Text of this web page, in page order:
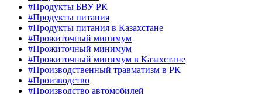
#Продукты БВУ РК
#Продукты питания
#Продукты питания в Казахстане
#Прожиточный минимум
#Прожиточный минимум
#Прожиточный минимум в Казахстане
#Производственный травматизм в РК
#Производство
#Производство автомобилей